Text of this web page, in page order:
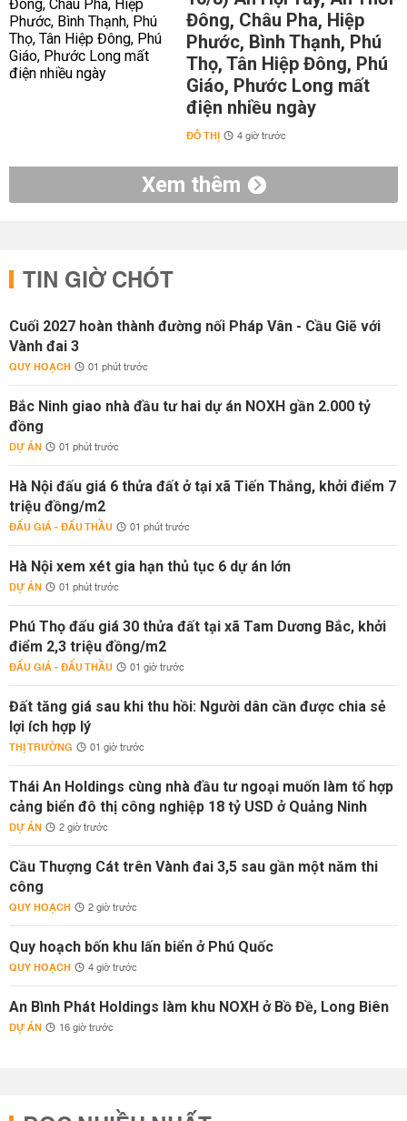
Đông, Châu Pha, Hiệp
Phước, Bình Thạnh, Phú
Thọ, Tân Hiệp Đông, Phú
Giáo, Phước Long mất
điện nhiều ngày
ĐÔ THỊ 4 giờ trước
Xem thêm
TIN GIỜ CHÓT
Cuối 2027 hoàn thành đường nối Pháp Vân - Cầu Giẽ với
Vành đai 3
QUY HOẠCH 01 phút trước
Bắc Ninh giao nhà đầu tư hai dự án NOXH gần 2.000 tỷ
đồng
DỰ ÁN 01 phút trước
Hà Nội đấu giá 6 thửa đất ở tại xã Tiến Thắng, khởi điểm 7
triệu đồng/m2
ĐẤU GIÁ - ĐẤU THẦU 01 phút trước
Hà Nội xem xét gia hạn thủ tục 6 dự án lớn
DỰ ÁN 01 phút trước
Phú Thọ đấu giá 30 thửa đất tại xã Tam Dương Bắc, khởi
điểm 2,3 triệu đồng/m2
ĐẤU GIÁ - ĐẤU THẦU 01 giờ trước
Đất tăng giá sau khi thu hồi: Người dân cần được chia sẻ
lợi ích hợp lý
THỊ TRƯỜNG 01 giờ trước
Thái An Holdings cùng nhà đầu tư ngoại muốn làm tổ hợp
cảng biển đô thị công nghiệp 18 tỷ USD ở Quảng Ninh
DỰ ÁN 2 giờ trước
Cầu Thượng Cát trên Vành đai 3,5 sau gần một năm thi
công
QUY HOẠCH 2 giờ trước
Quy hoạch bốn khu lấn biển ở Phú Quốc
QUY HOẠCH 4 giờ trước
An Bình Phát Holdings làm khu NOXH ở Bồ Đề, Long Biên
DỰ ÁN 16 giờ trước